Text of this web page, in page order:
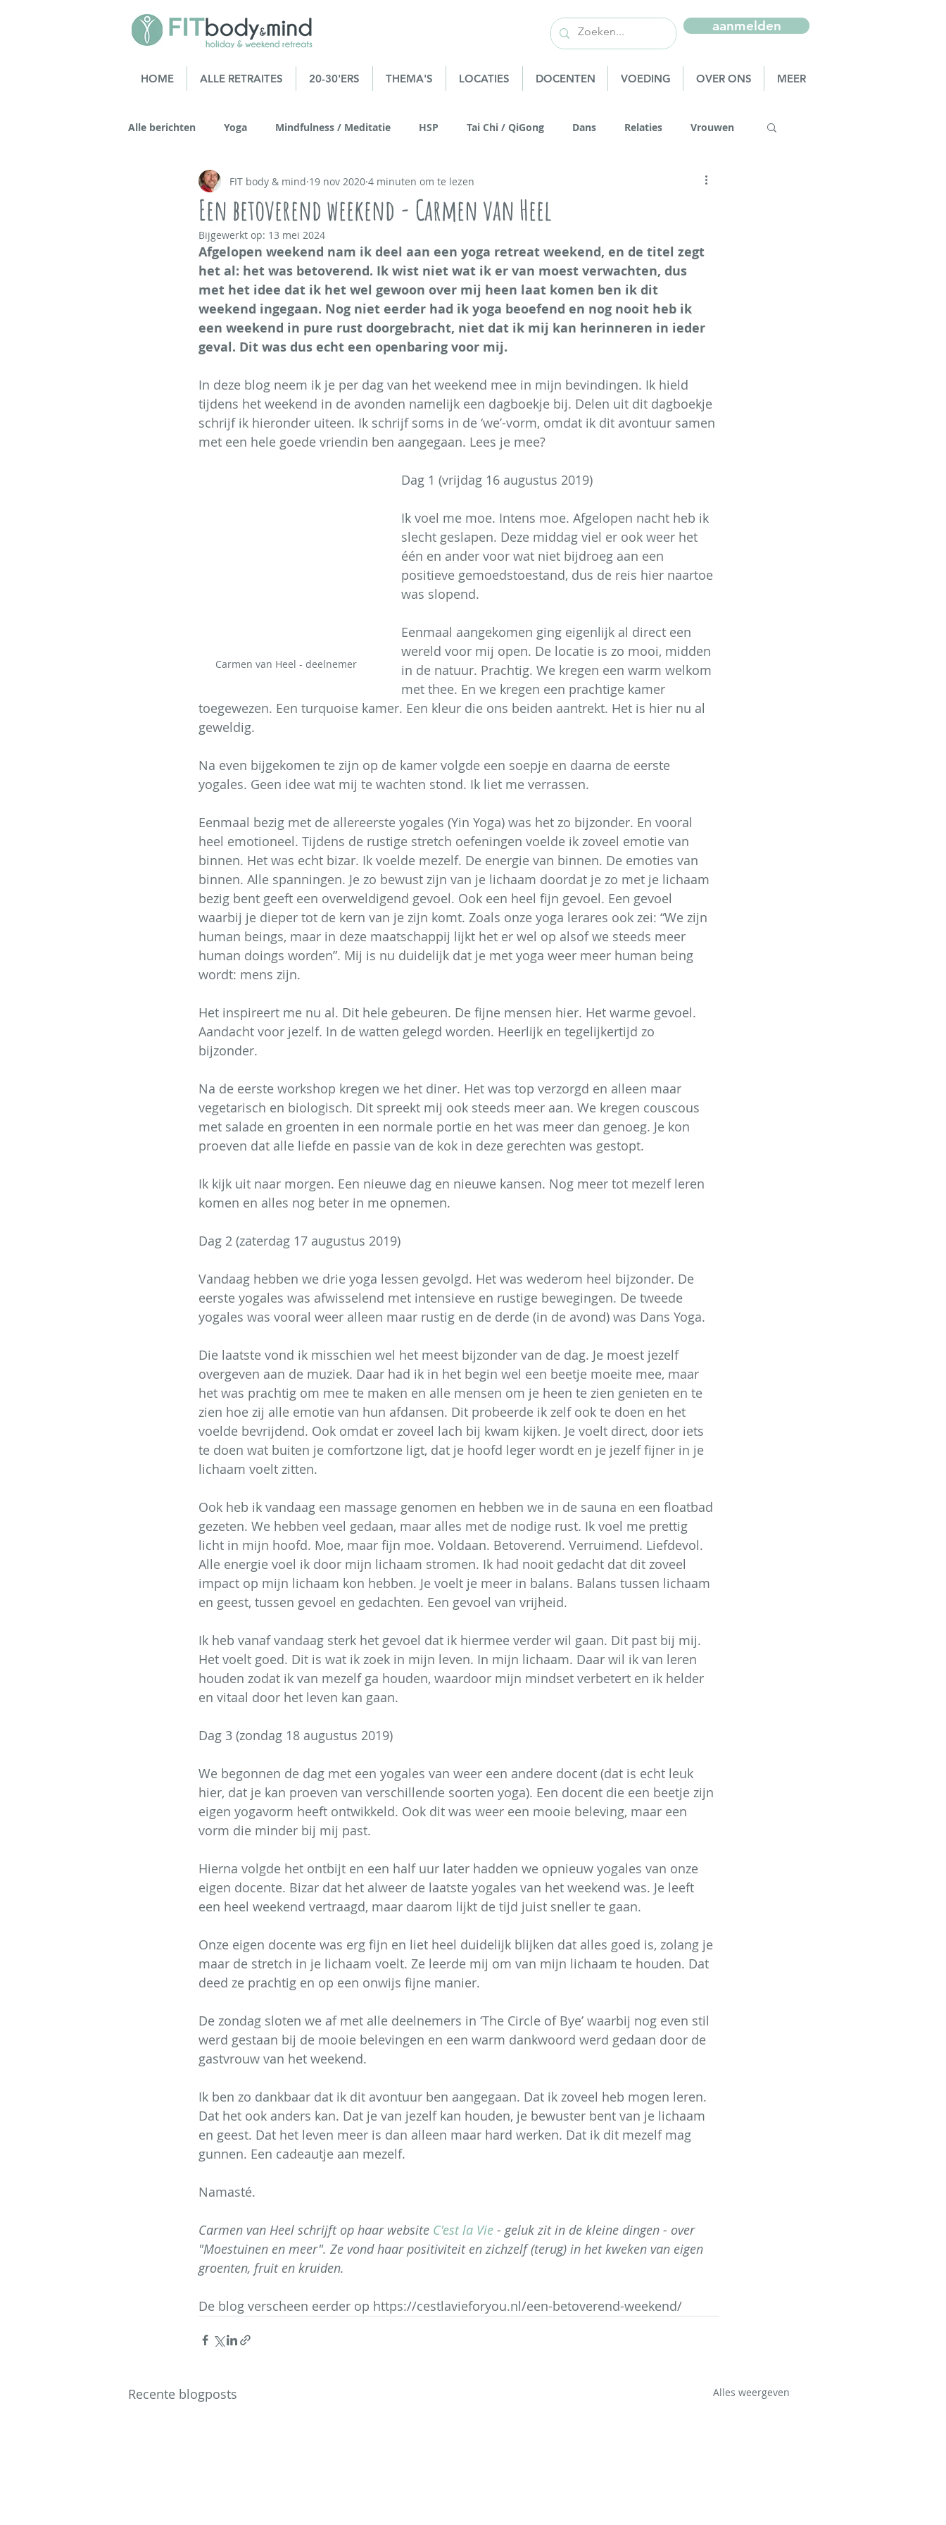
aanmelden
HOME ALLE RETRAITES 20-30'ERS THEMA'S LOCATIES DOCENTEN VOEDING OVER ONS MEER
Alle berichten Yoga Mindfulness / Meditatie HSP Tai Chi / QiGong Dans Relaties Vrouwen
Mindful Running Mindful Biking Yoga Snow Holiday
Persoonlijke ontwikkeling Senioren
20-40 jaar Bewust leven
Een betoverend weekend - Carmen van Heel
FIT body & mind 19 nov 2020 4 minuten om te lezen
Bijgewerkt op: 13 mei 2024
Afgelopen weekend nam ik deel aan een yoga retreat weekend, en de titel zegt
het al: het was betoverend. Ik wist niet wat ik er van moest verwachten, dus
met het idee dat ik het wel gewoon over mij heen laat komen ben ik dit
weekend ingegaan. Nog niet eerder had ik yoga beoefend en nog nooit heb ik
een weekend in pure rust doorgebracht, niet dat ik mij kan herinneren in ieder
geval. Dit was dus echt een openbaring voor mij.
In deze blog neem ik je per dag van het weekend mee in mijn bevindingen. Ik hield
tijdens het weekend in de avonden namelijk een dagboekje bij. Delen uit dit dagboekje
schrijf ik hieronder uiteen. Ik schrijf soms in de ‘we’-vorm, omdat ik dit avontuur samen
met een hele goede vriendin ben aangegaan. Lees je mee?
Carmen van Heel - deelnemer
Dag 1 (vrijdag 16 augustus 2019)
Ik voel me moe. Intens moe. Afgelopen nacht heb ik
slecht geslapen. Deze middag viel er ook weer het
één en ander voor wat niet bijdroeg aan een
positieve gemoedstoestand, dus de reis hier naartoe
was slopend.
Eenmaal aangekomen ging eigenlijk al direct een
wereld voor mij open. De locatie is zo mooi, midden
in de natuur. Prachtig. We kregen een warm welkom
met thee. En we kregen een prachtige kamer
toegewezen. Een turquoise kamer. Een kleur die ons beiden aantrekt. Het is hier nu al
geweldig.
Na even bijgekomen te zijn op de kamer volgde een soepje en daarna de eerste
yogales. Geen idee wat mij te wachten stond. Ik liet me verrassen.
Eenmaal bezig met de allereerste yogales (Yin Yoga) was het zo bijzonder. En vooral
heel emotioneel. Tijdens de rustige stretch oefeningen voelde ik zoveel emotie van
binnen. Het was echt bizar. Ik voelde mezelf. De energie van binnen. De emoties van
binnen. Alle spanningen. Je zo bewust zijn van je lichaam doordat je zo met je lichaam
bezig bent geeft een overweldigend gevoel. Ook een heel fijn gevoel. Een gevoel
waarbij je dieper tot de kern van je zijn komt. Zoals onze yoga lerares ook zei: “We zijn
human beings, maar in deze maatschappij lijkt het er wel op alsof we steeds meer
human doings worden”. Mij is nu duidelijk dat je met yoga weer meer human being
wordt: mens zijn.
Het inspireert me nu al. Dit hele gebeuren. De fijne mensen hier. Het warme gevoel.
Aandacht voor jezelf. In de watten gelegd worden. Heerlijk en tegelijkertijd zo
bijzonder.
Na de eerste workshop kregen we het diner. Het was top verzorgd en alleen maar
vegetarisch en biologisch. Dit spreekt mij ook steeds meer aan. We kregen couscous
met salade en groenten in een normale portie en het was meer dan genoeg. Je kon
proeven dat alle liefde en passie van de kok in deze gerechten was gestopt.
Ik kijk uit naar morgen. Een nieuwe dag en nieuwe kansen. Nog meer tot mezelf leren
komen en alles nog beter in me opnemen.
Dag 2 (zaterdag 17 augustus 2019)
Vandaag hebben we drie yoga lessen gevolgd. Het was wederom heel bijzonder. De
eerste yogales was afwisselend met intensieve en rustige bewegingen. De tweede
yogales was vooral weer alleen maar rustig en de derde (in de avond) was Dans Yoga.
Die laatste vond ik misschien wel het meest bijzonder van de dag. Je moest jezelf
overgeven aan de muziek. Daar had ik in het begin wel een beetje moeite mee, maar
het was prachtig om mee te maken en alle mensen om je heen te zien genieten en te
zien hoe zij alle emotie van hun afdansen. Dit probeerde ik zelf ook te doen en het
voelde bevrijdend. Ook omdat er zoveel lach bij kwam kijken. Je voelt direct, door iets
te doen wat buiten je comfortzone ligt, dat je hoofd leger wordt en je jezelf fijner in je
lichaam voelt zitten.
Ook heb ik vandaag een massage genomen en hebben we in de sauna en een floatbad
gezeten. We hebben veel gedaan, maar alles met de nodige rust. Ik voel me prettig
licht in mijn hoofd. Moe, maar fijn moe. Voldaan. Betoverend. Verruimend. Liefdevol.
Alle energie voel ik door mijn lichaam stromen. Ik had nooit gedacht dat dit zoveel
impact op mijn lichaam kon hebben. Je voelt je meer in balans. Balans tussen lichaam
en geest, tussen gevoel en gedachten. Een gevoel van vrijheid.
Ik heb vanaf vandaag sterk het gevoel dat ik hiermee verder wil gaan. Dit past bij mij.
Het voelt goed. Dit is wat ik zoek in mijn leven. In mijn lichaam. Daar wil ik van leren
houden zodat ik van mezelf ga houden, waardoor mijn mindset verbetert en ik helder
en vitaal door het leven kan gaan.
Dag 3 (zondag 18 augustus 2019)
We begonnen de dag met een yogales van weer een andere docent (dat is echt leuk
hier, dat je kan proeven van verschillende soorten yoga). Een docent die een beetje zijn
eigen yogavorm heeft ontwikkeld. Ook dit was weer een mooie beleving, maar een
vorm die minder bij mij past.
Hierna volgde het ontbijt en een half uur later hadden we opnieuw yogales van onze
eigen docente. Bizar dat het alweer de laatste yogales van het weekend was. Je leeft
een heel weekend vertraagd, maar daarom lijkt de tijd juist sneller te gaan.
Onze eigen docente was erg fijn en liet heel duidelijk blijken dat alles goed is, zolang je
maar de stretch in je lichaam voelt. Ze leerde mij om van mijn lichaam te houden. Dat
deed ze prachtig en op een onwijs fijne manier.
De zondag sloten we af met alle deelnemers in ‘The Circle of Bye’ waarbij nog even stil
werd gestaan bij de mooie belevingen en een warm dankwoord werd gedaan door de
gastvrouw van het weekend.
Ik ben zo dankbaar dat ik dit avontuur ben aangegaan. Dat ik zoveel heb mogen leren.
Dat het ook anders kan. Dat je van jezelf kan houden, je bewuster bent van je lichaam
en geest. Dat het leven meer is dan alleen maar hard werken. Dat ik dit mezelf mag
gunnen. Een cadeautje aan mezelf.
Namasté.
Carmen van Heel schrijft op haar website C'est la Vie - geluk zit in de kleine dingen - over
"Moestuinen en meer". Ze vond haar positiviteit en zichzelf (terug) in het kweken van eigen
groenten, fruit en kruiden.
De blog verscheen eerder op https://cestlavieforyou.nl/een-betoverend-weekend/
Recente blogposts Alles weergeven